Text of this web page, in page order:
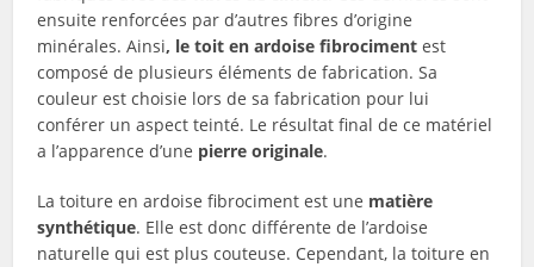
ensuite renforcées par d’autres fibres d’origine
minérales. Ainsi, le toit en ardoise fibrociment est
composé de plusieurs éléments de fabrication. Sa
couleur est choisie lors de sa fabrication pour lui
conférer un aspect teinté. Le résultat final de ce matériel
a l’apparence d’une pierre originale.
La toiture en ardoise fibrociment est une matière
synthétique. Elle est donc différente de l’ardoise
naturelle qui est plus couteuse. Cependant, la toiture en